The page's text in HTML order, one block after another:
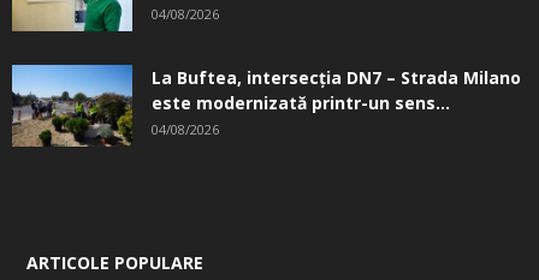
04/08/2026
La Buftea, intersecţia DN7 – Strada Milano
este modernizată printr-un sens...
04/08/2026
ARTICOLE POPULARE